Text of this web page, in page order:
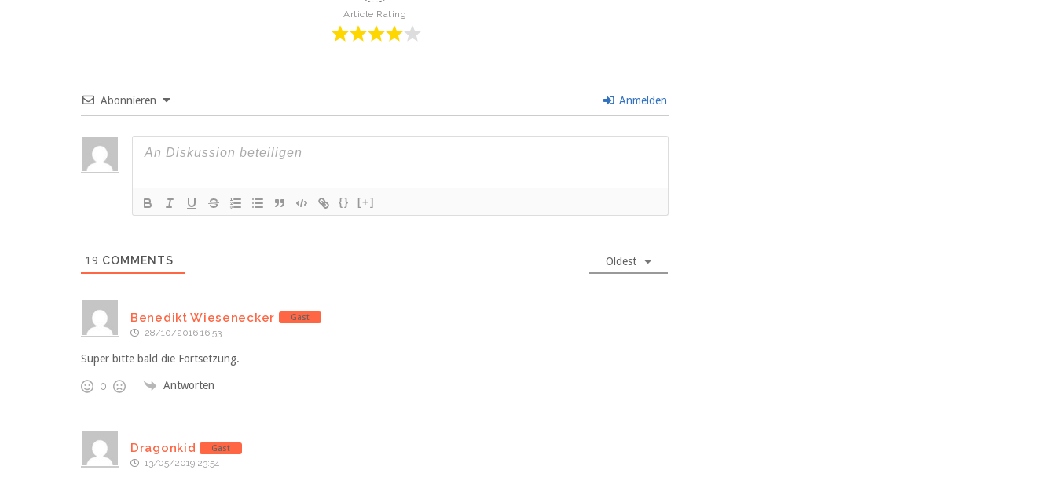
Article Rating
Abonnieren Anmelden
{} [+]
19 COMMENTS Oldest
Benedikt Wiesenecker Gast
28/10/2016 16:53
Super bitte bald die Fortsetzung.
0 Antworten
Dragonkid Gast
13/05/2019 23:54